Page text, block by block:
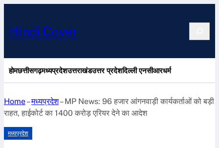
Hindi Cover
होमछत्तीसगढ़मध्यप्रदेशउत्तराखंडउत्तर प्रदेशदिल्ली एनसीआरधर्म
Home–मध्यप्रदेश–MP News: 96 हजार आंगनवाड़ी कार्यकर्ताओं को बड़ी
राहत, हाईकोर्ट का 1400 करोड़ एरियर देने का आदेश
मध्यप्रदेश